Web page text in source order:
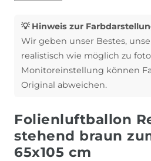
💡 Hinweis zur
Wir geben unser Bestes,
realistisch wie möglich zu
Monitoreinstellung können
Original abweichen.
Folienluftballon
stehend braun
65x105 cm